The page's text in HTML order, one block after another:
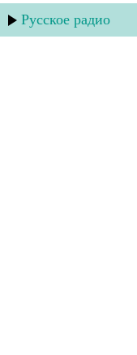
Русское радио